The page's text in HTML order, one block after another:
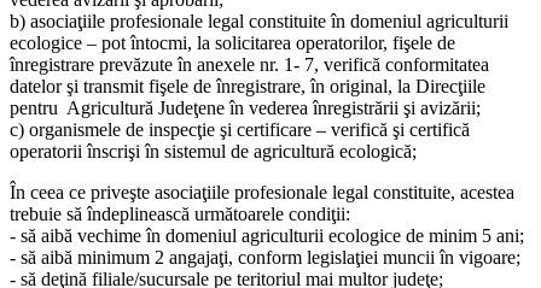
b) asociaţiile profesionale legal constituite în domeniul agriculturii
ecologice – pot întocmi, la solicitarea operatorilor, fişele de
înregistrare prevăzute în anexele nr. 1- 7, verifică conformitatea
datelor şi transmit fişele de înregistrare, în original, la Direcţiile
pentru Agricultură Judeţene în vederea înregistrării şi avizării;
c) organismele de inspecţie şi certificare – verifică şi certifică
operatorii înscrişi în sistemul de agricultură ecologică;
În ceea ce priveşte asociaţiile profesionale legal constituite, acestea
trebuie să îndeplinească următoarele condiţii:
- să aibă vechime în domeniul agriculturii ecologice de minim 5 ani;
- să aibă minimum 2 angajaţi, conform legislaţiei muncii în vigoare;
- să deţină filiale/sucursale pe teritoriul mai multor judeţe;